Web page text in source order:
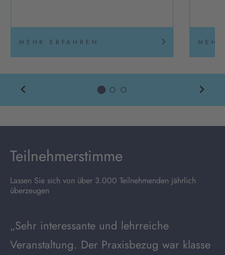
MEHR ERFAHREN
Teilnehmerstimme
Lassen Sie sich von über 3.000 Teilnehmenden jährlich
überzeugen
„Sehr interessante und lehrreiche
Veranstaltung. Der Praxisbezug war klasse